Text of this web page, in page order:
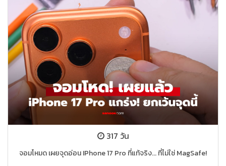
317 วัน
จอมโหมด เผยจุดอ่อน IPhone 17 Pro ที่แท้จริง... ที่ไม่ใช่ MagSafe!